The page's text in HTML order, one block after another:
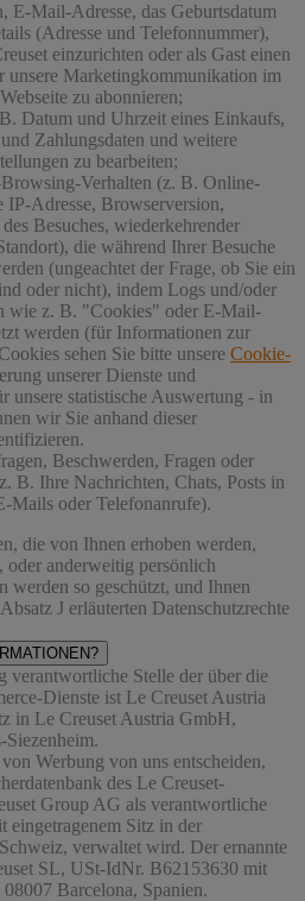
E-Mail-Adresse, das Geburtsdatum
(Adresse und Telefonnummer),
einzurichten oder als Gast einen
unsere Marketingkommunikation im
zu abonnieren;
Datum und Uhrzeit eines Einkaufs,
Zahlungsdaten und weitere
zu bearbeiten;
Verhalten (z. B. Online-
Adresse, Browserversion,
Besuches, wiederkehrender
die während Ihrer Besuche
(ungeachtet der Frage, ob Sie ein
oder nicht), indem Logs und/oder
wie z. B. "Cookies" oder E-Mail-
werden (für Informationen zur
sehen Sie bitte unsere Cookie-
unserer Dienste und
unsere statistische Auswertung - in
wir Sie anhand dieser
Beschwerden, Fragen oder
B. Ihre Nachrichten, Chats, Posts in
Mails oder Telefonanrufe).
die von Ihnen erhoben werden,
oder anderweitig persönlich
werden so geschützt, und Ihnen
Absatz J erläuterten Datenschutzrechte
verantwortliche Stelle der über die
Dienste ist Le Creuset Austria
in Le Creuset Austria GmbH,
Siezenheim.
Werbung von uns entscheiden,
des Le Creuset-
Group AG als verantwortliche
eingetragenem Sitz in der
verwaltet wird. Der ernannte
SL, USt-IdNr. B62153630 mit
Barcelona, Spanien.